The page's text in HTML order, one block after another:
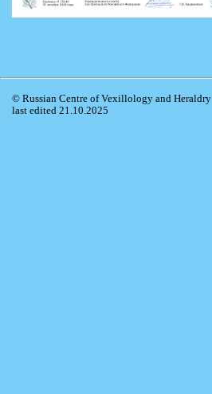
© Russian Centre of Vexillology and Heraldry
last edited 21.10.2025